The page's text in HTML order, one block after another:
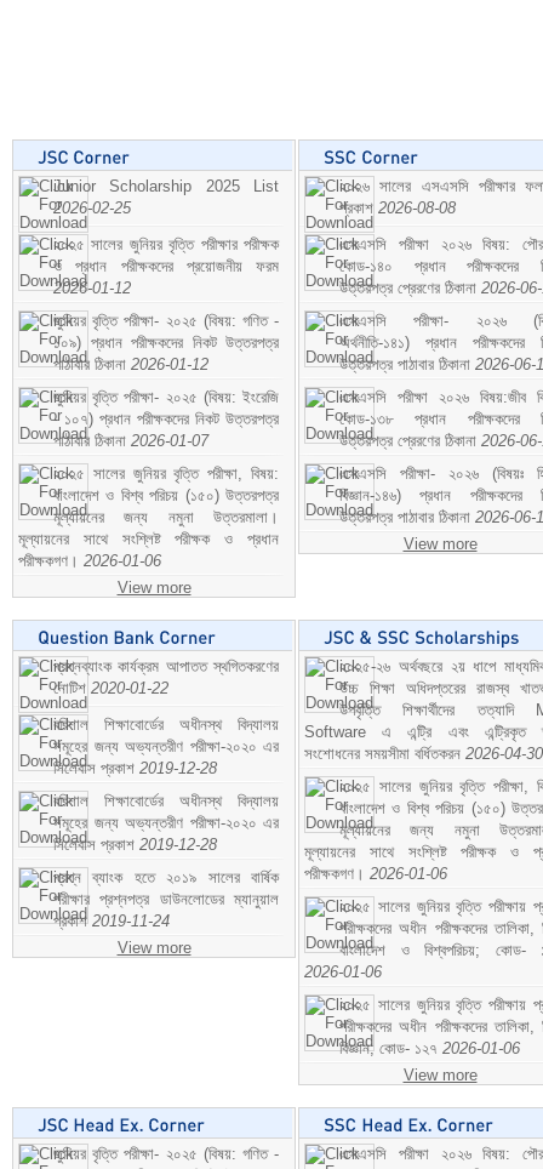
Junior Scholarship 2025 List
2026-02-25
২০২৫ সালের জুনিয়র বৃত্তি পরীক্ষার পরীক্ষক
ও প্রধান পরীক্ষকদের প্রয়োজনীয় ফরম
2026-01-12
জুনিয়র বৃত্তি পরীক্ষা- ২০২৫ (বিষয়: গণিত -
১০৯) প্রধান পরীক্ষকদের নিকট উত্তরপত্র
পাঠাবার ঠিকানা 2026-01-12
জুনিয়র বৃত্তি পরীক্ষা- ২০২৫ (বিষয়: ইংরেজি
- ১০৭) প্রধান পরীক্ষকদের নিকট উত্তরপত্র
পাঠাবার ঠিকানা 2026-01-07
২০২৫ সালের জুনিয়র বৃত্তি পরীক্ষা, বিষয়:
বাংলাদেশ ও বিশ্ব পরিচয় (১৫০) উত্তরপত্র
মূল্যায়নের জন্য নমুনা উত্তরমালা।
মূল্যায়নের সাথে সংশ্লিষ্ট পরীক্ষক ও প্রধান
পরীক্ষকগণ। 2026-01-06
View more
২০২৬ সালের এসএসসি পরীক্ষার
প্রকাশ 2026-08-08
এসএসসি পরীক্ষা ২০২৬ বিষয়:
কোড-১৪০ প্রধান পরীক্ষকদের
উত্তরপত্র প্রেরণের ঠিকানা 2026-
এসএসসি পরীক্ষা- ২০২৬
অর্থনীতি-১৪১) প্রধান পরীক্ষকদের
উত্তরপত্র পাঠাবার ঠিকানা 2026-06-
এসএসসি পরীক্ষা ২০২৬ বিষয়:জীব
কোড-১৩৮ প্রধান পরীক্ষকদের
উত্তরপত্র প্রেরণের ঠিকানা 2026-
এসএসসি পরীক্ষা- ২০২৬ (বিষয়ঃ
বিজ্ঞান-১৪৬) প্রধান পরীক্ষকদের
উত্তরপত্র পাঠাবার ঠিকানা 2026-06-
View more
প্রশ্নব্যাংক কার্যক্রম আপাতত স্থগিতকরণের
নোটিশ 2020-01-22
বরিশাল শিক্ষাবোর্ডের অধীনস্থ বিদ্যালয়
সমূহের জন্য অভ্যন্তরীণ পরীক্ষা-২০২০ এর
সিলেবাস প্রকাশ 2019-12-28
বরিশাল শিক্ষাবোর্ডের অধীনস্থ বিদ্যালয়
সমূহের জন্য অভ্যন্তরীণ পরীক্ষা-২০২০ এর
সিলেবাস প্রকাশ 2019-12-28
প্রশ্ন ব্যাংক হতে ২০১৯ সালের বার্ষিক
পরীক্ষার প্রশ্নপত্র ডাউনলোডের ম্যানুয়াল
প্রকাশ 2019-11-24
View more
২০২৫-২৬ অর্থবছরে ২য় ধাপে
উচ্চ শিক্ষা অধিদপ্তরের রাজস্ব
উপবৃত্তি শিক্ষার্থীদের তত্যাদি
Software এ এন্ট্রি এবং এন্ট্রিকৃত
সংশোধনের সময়সীমা বর্ধিতকরন 2026-04-30
২০২৫ সালের জুনিয়র বৃত্তি পরীক্ষা,
বাংলাদেশ ও বিশ্ব পরিচয় (১৫০)
মূল্যায়নের জন্য নমুনা
মূল্যায়নের সাথে সংশ্লিষ্ট পরীক্ষক ও
পরীক্ষকগণ। 2026-01-06
২০২৫ সালের জুনিয়র বৃত্তি পরীক্ষায়
পরীক্ষকদের অধীন পরীক্ষকদের তালিকা,
বাংলাদেশ ও বিশ্বপরিচয়; কোড-
2026-01-06
২০২৫ সালের জুনিয়র বৃত্তি পরীক্ষায়
পরীক্ষকদের অধীন পরীক্ষকদের তালিকা,
বিজ্ঞান; কোড- ১২৭ 2026-01-06
View more
জুনিয়র বৃত্তি পরীক্ষা- ২০২৫ (বিষয়: গণিত -
এসএসসি পরীক্ষা ২০২৬ বিষয়: